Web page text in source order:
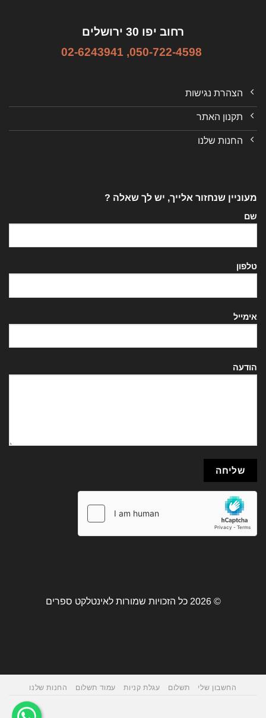
רחוב יפו 30 ירושלים
050-722-4598
,
02-6243941
הצהרת נגישות
תקנון האתר
החנות שלנו
מעוניין שנחזור אלייך, יש לך שאלה ?
שם
טלפון
אימייל
הודעה
© 2026 כל הזכויות שמורות לאינטלקט ספרים
החשבון שלי תשלום עגלת קניות עמוד תשלום החנות שלנו